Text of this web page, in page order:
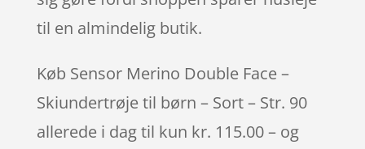
til en almindelig butik.
Køb Sensor Merino Double Face –
Skiundertrøje til børn – Sort – Str. 90
allerede i dag til kun kr. 115.00 – og